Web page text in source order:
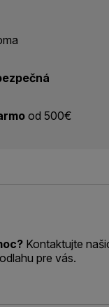
od 500€
Kontaktujte
pre vás.